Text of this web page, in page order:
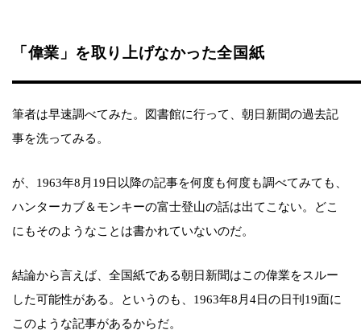
「偉業」を取り上げなかった全国紙
筆者は早速調べてみた。図書館に行って、朝日新聞の過去記
事を洗ってみる。
が、1963年8月19日以降の記事を何度も何度も調べてみても、
ハンターカブ＆モンキーの富士登山の話は出てこない。どこ
にもそのようなことは書かれていないのだ。
結論から言えば、全国紙である朝日新聞はこの偉業をスルー
した可能性がある。というのも、1963年8月4日の日刊19面に
このような記事があるからだ。